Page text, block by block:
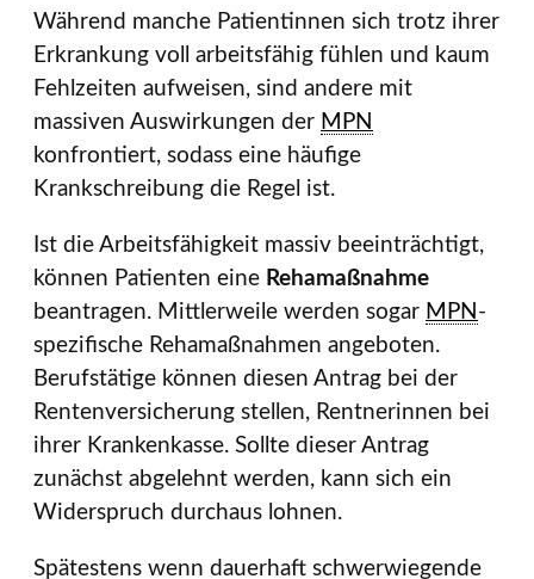
Während manche Patientinnen sich trotz ihrer
Erkrankung voll arbeitsfähig fühlen und kaum
Fehlzeiten aufweisen, sind andere mit
massiven Auswirkungen der MPN
konfrontiert, sodass eine häufige
Krankschreibung die Regel ist.
Ist die Arbeitsfähigkeit massiv beeinträchtigt,
können Patienten eine Rehamaßnahme
beantragen. Mittlerweile werden sogar MPN -
spezifische Rehamaßnahmen angeboten.
Berufstätige können diesen Antrag bei der
Rentenversicherung stellen, Rentnerinnen bei
ihrer Krankenkasse. Sollte dieser Antrag
zunächst abgelehnt werden, kann sich ein
Widerspruch durchaus lohnen.
Spätestens wenn dauerhaft schwerwiegende